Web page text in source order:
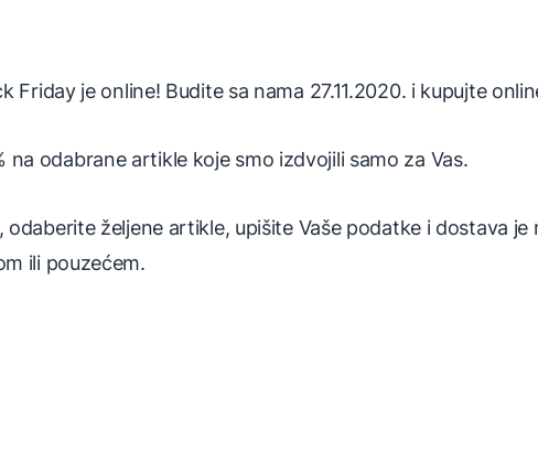
Friday je online! Budite sa nama 27.11.2020. i kupujte
odabrane artikle koje smo izdvojili samo za Vas.
željene artikle, upišite Vaše podatke i dostava je
ili pouzećem.